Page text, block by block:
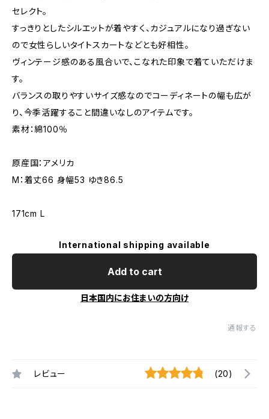
セレクト。
すっきりとしたシルエットが着やすく、カジュアルになり過ぎない
ので女性らしいタイトスカートなどとも好相性。
ヴィンテージ感のある風合いで、こなれた印象で着ていただけま
す。
バランスの取りやすいサイズ感なのでコーディネートの幅も広が
り、今季活躍すること間違いなしのアイテムです。
素材：綿100％
原産国：アメリカ
M：着丈66 身幅53 ゆき86.5
171cm L
International shipping available
Add to cart
日本国内にお住まいの方向け
通報する
レビュー (20)